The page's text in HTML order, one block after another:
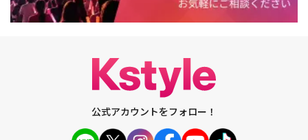
公式アカウントをフォロー！